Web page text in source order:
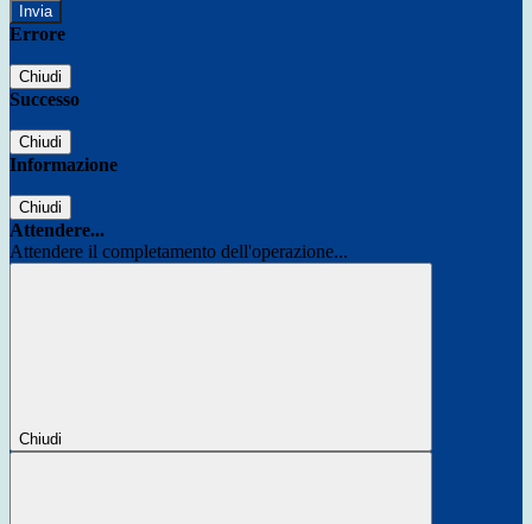
Errore
Chiudi
Successo
Chiudi
Informazione
Chiudi
Attendere...
Attendere il completamento dell'operazione...
Chiudi